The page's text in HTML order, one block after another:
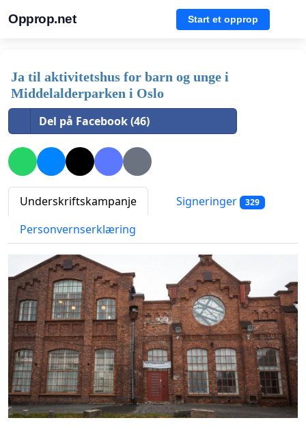
Opprop.net Start et opprop
Ja til aktivitetshus for barn og unge i
Middelalderparken i Oslo
Del på Facebook (46)
Underskriftskampanje Signeringer 329
Personvernserklæring